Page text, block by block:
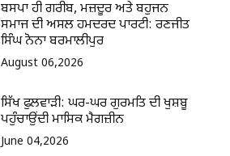
ਬਸਪਾ ਹੀ ਗਰੀਬ, ਮਜ਼ਦੂਰ ਅਤੇ ਬਹੁਜਨ
ਸਮਾਜ ਦੀ ਅਸਲ ਹਮਦਰਦ ਪਾਰਟੀ: ਰਣਜੀਤ
ਸਿੰਘ ਨੋਨਾ ਬਰਮਾਲੀਪੁਰ
August 06,2026
ਸਿੱਖ ਫੁਲਵਾੜੀ: ਘਰ-ਘਰ ਗੁਰਮਤਿ ਦੀ ਖੁਸ਼ਬੂ
ਪਹੁੰਚਾਉਂਦੀ ਮਾਸਿਕ ਮੈਗਜ਼ੀਨ
June 04,2026